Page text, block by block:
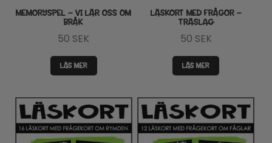
MEMORYSPEL – VI LÄR OSS OM
BRÅK
50 SEK
LÄS MER
LÄSKORT MED FRÅGOR –
TRÄSLAG
50 SEK
LÄS MER